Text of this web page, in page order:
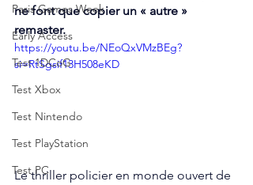
Paris Games Week
Early Access
Test 1DCoG
Test Xbox
Test Nintendo
Test PlayStation
Test PC
ne font que copier un « autre »
remaster.
https://youtu.be/NEoQxVMzBEg?
si=RtSgsif13H508eKD
Le thriller policier en monde ouvert de